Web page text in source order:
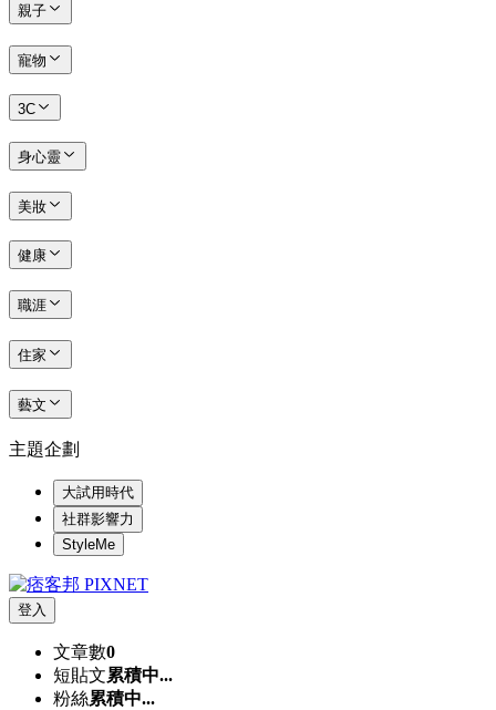
親子
寵物
3C
身心靈
美妝
健康
職涯
住家
藝文
主題企劃
大試用時代
社群影響力
StyleMe
登入
文章數0
短貼文累積中...
粉絲累積中...